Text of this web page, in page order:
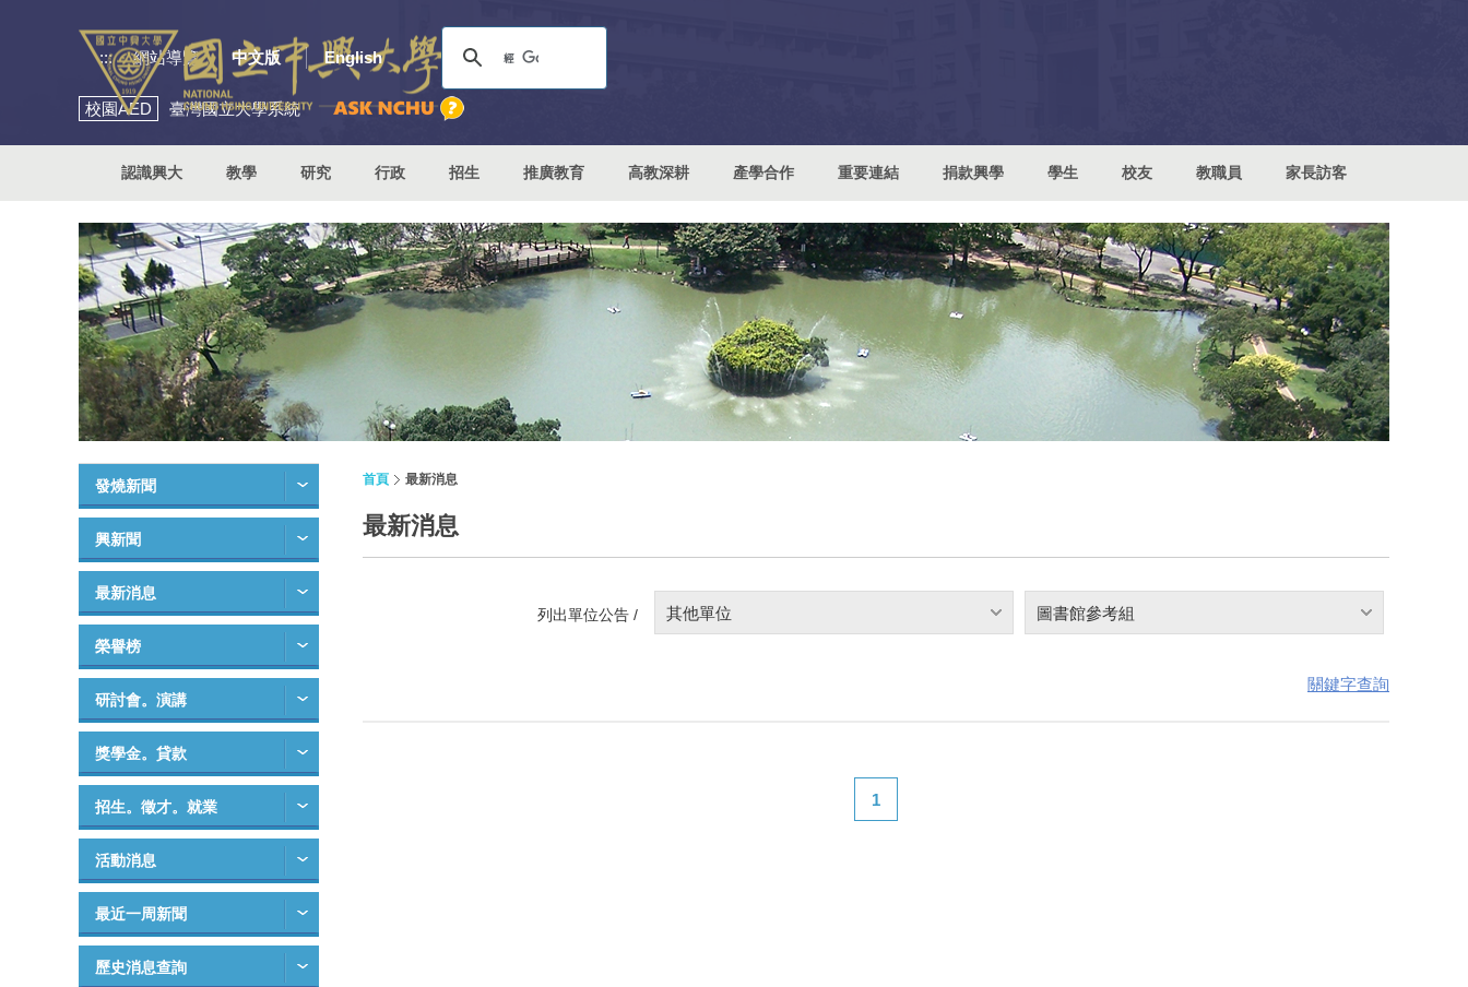
::: 網站導覽 中文版 English
校園AED 臺灣國立大學系統
認識興大 教學 研究 行政 招生 推廣教育 高教深耕 產學合作 重要連結 捐款興學 學生 校友 教職員 家長訪客
發燒新聞
興新聞
最新消息
榮譽榜
研討會。演講
獎學金。貸款
招生。徵才。就業
活動消息
最近一周新聞
歷史消息查詢
首頁 最新消息
最新消息
列出單位公告 / 其他單位 圖書館參考組
關鍵字查詢
1